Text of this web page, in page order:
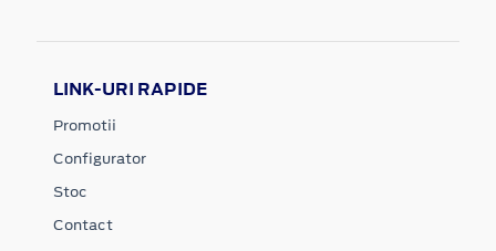
LINK-URI RAPIDE
Promotii
Configurator
Stoc
Contact